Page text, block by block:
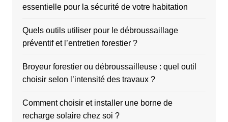
essentielle pour la sécurité de votre habitation
Quels outils utiliser pour le débroussaillage
préventif et l’entretien forestier ?
Broyeur forestier ou débroussailleuse : quel outil
choisir selon l’intensité des travaux ?
Comment choisir et installer une borne de
recharge solaire chez soi ?